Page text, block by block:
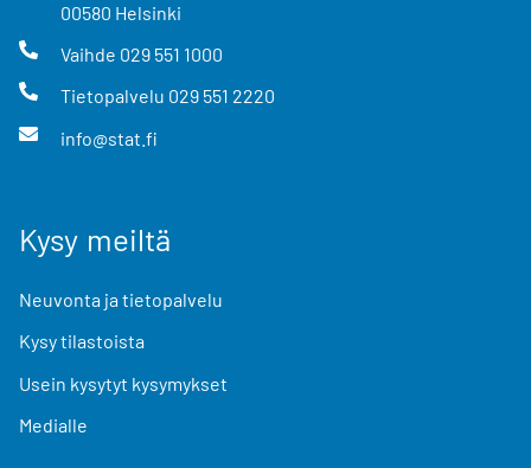
00580 Helsinki
Vaihde 029 551 1000
Tietopalvelu 029 551 2220
info@stat.fi
Kysy meiltä
Neuvonta ja tietopalvelu
Kysy tilastoista
Usein kysytyt kysymykset
Medialle